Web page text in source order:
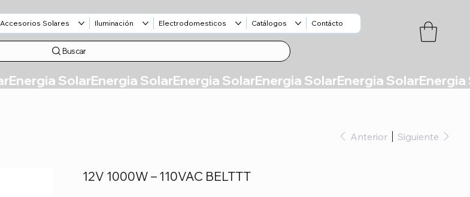
Accesorios Solares Iluminación Electrodomesticos Catálogos Contácto
Buscar
Anterior Siguiente
12V 1000W – 110VAC BELTTT